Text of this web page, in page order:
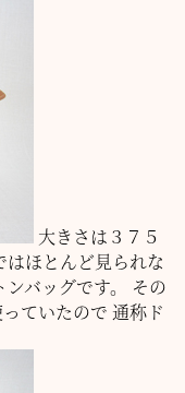
大きさは３７５
はほとんど見られな
ンバッグです。
その
ていたので 通称ド